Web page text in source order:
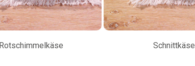
Rotschimmelkäse Schnittkäse